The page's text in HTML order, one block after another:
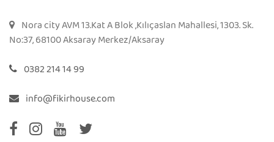
Nora city AVM 13.Kat A Blok ,Kılıçaslan Mahallesi, 1303. Sk.
No:37, 68100 Aksaray Merkez/Aksaray
0382 214 14 99
info@fikirhouse.com